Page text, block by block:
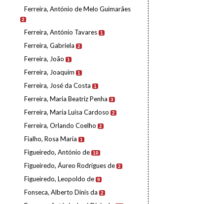
Ferreira, António de Melo Guimarães
2
Ferreira, António Tavares 1
Ferreira, Gabriela 2
Ferreira, João 1
Ferreira, Joaquim 1
Ferreira, José da Costa 1
Ferreira, Maria Beatriz Penha 3
Ferreira, Maria Luísa Cardoso 2
Ferreira, Orlando Coelho 2
Fialho, Rosa Maria 1
Figueiredo, António de 10
Figueiredo, Áureo Rodrigues de 2
Figueiredo, Leopoldo de 9
Fonseca, Alberto Dinis da 2